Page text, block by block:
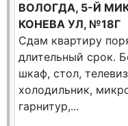
ВОЛОГДА, 5-Й
КОНЕВА УЛ, №18Г
Сдам квартиру
длительный срок.
шкаф, стол,
холодильник,
гарнитур,...